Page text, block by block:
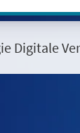
Digitale